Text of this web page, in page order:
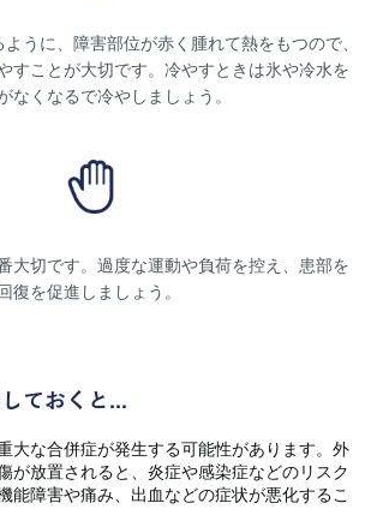
うに、障害部位が赤く腫れて熱をもつので、
すことが大切です。冷やすときは氷や冷水を
なくなるで冷やしましょう。
大切です。過度な運動や負荷を控え、患部を
復を促進しましょう。
ておくと...
大な合併症が発生する可能性があります。外
が放置されると、炎症や感染症などのリスク
能障害や痛み、出血などの症状が悪化するこ